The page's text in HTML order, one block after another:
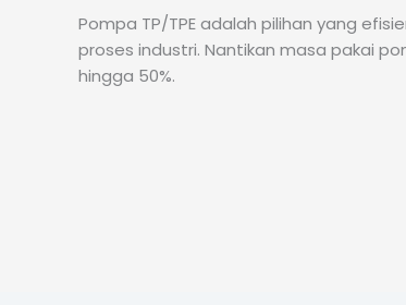
Pompa TP/TPE adalah pilihan yang
proses industri. Nantikan masa pakai
hingga 50%.